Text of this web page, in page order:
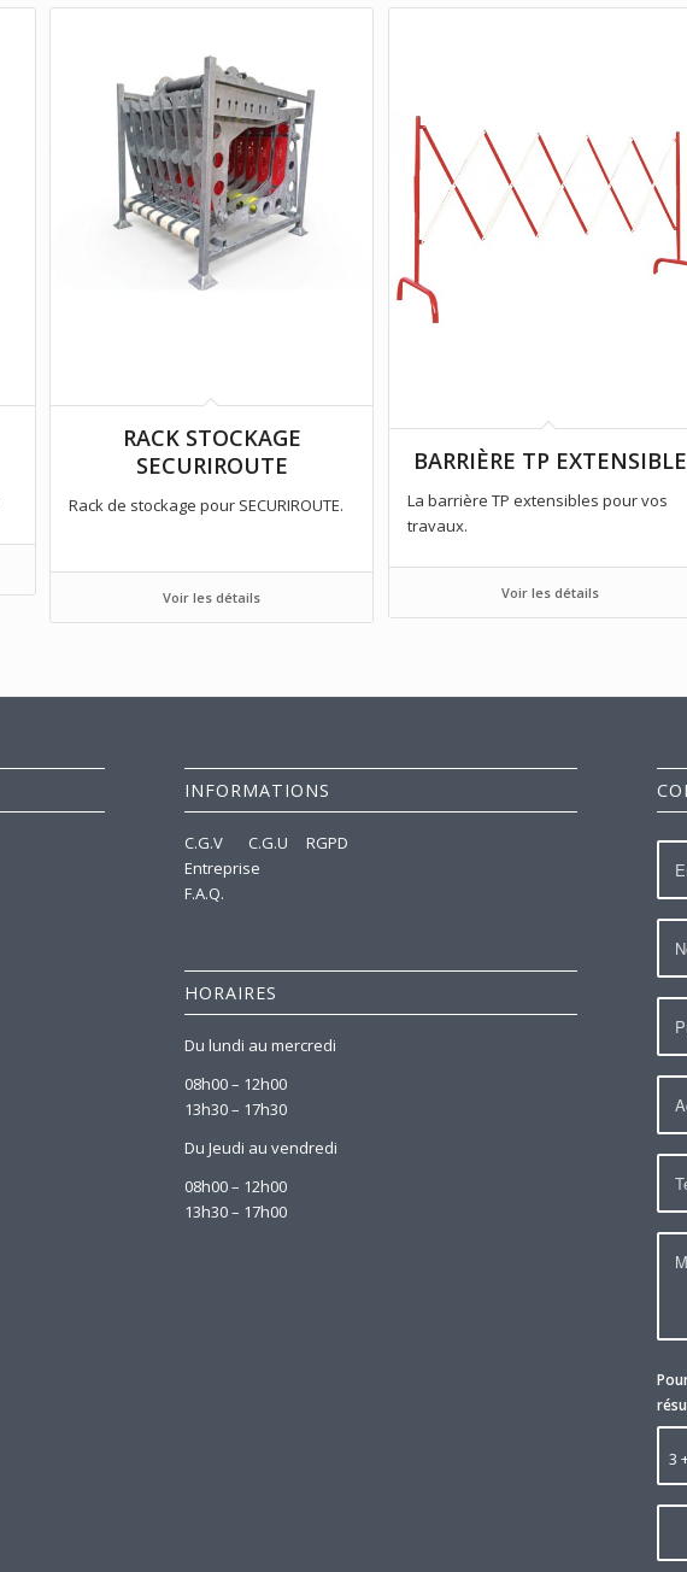
RACK STOCKAGE
SECURIROUTE
Rack de stockage pour SECURIROUTE.
Voir les détails
BARRIÈRE TP EXTENSIBLE
La barrière TP extensibles pour vos
travaux.
Voir les détails
INFORMATIONS
C.G.V C.G.U
RGPD
Entreprise
F.A.Q.
HORAIRES
Du lundi au mercredi
08h00 – 12h00
13h30 – 17h30
Du Jeudi au vendredi
08h00 – 12h00
13h30 – 17h00
3